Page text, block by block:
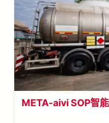
META-aivi SOP智